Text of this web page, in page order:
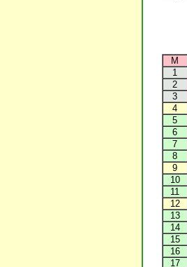
М
1
2
3
4
5
6
7
8
9
10
11
12
13
14
15
16
17